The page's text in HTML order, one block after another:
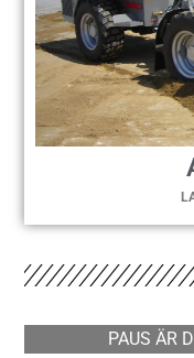
PAUS ÄR